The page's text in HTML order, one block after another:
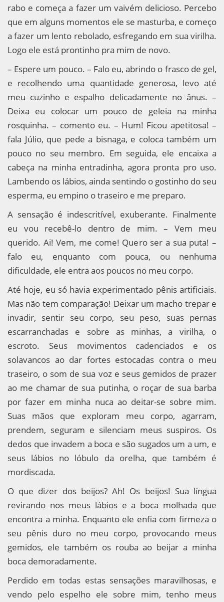
rabo e começa a fazer um vaivém delicioso. Percebo
que em alguns momentos ele se masturba, e começo
a fazer um lento rebolado, esfregando em sua virilha.
Logo ele está prontinho pra mim de novo.
– Espere um pouco. – Falo eu, abrindo o frasco de gel,
e recolhendo uma quantidade generosa, levo até
meu cuzinho e espalho delicadamente no ânus. –
Deixa eu colocar um pouco de geleia na minha
rosquinha. – comento eu. – Hum! Ficou apetitosa! –
fala Júlio, que pede a bisnaga, e coloca também um
pouco no seu membro. Em seguida, ele encaixa a
cabeça na minha entradinha, agora pronta pro uso.
Lambendo os lábios, ainda sentindo o gostinho do seu
esperma, eu empino o traseiro e me preparo.
A sensação é indescritível, exuberante. Finalmente
eu vou recebê-lo dentro de mim. – Vem meu
querido. Ai! Vem, me come! Quero ser a sua puta! –
falo eu, enquanto com pouca, ou nenhuma
dificuldade, ele entra aos poucos no meu corpo.
Até hoje, eu só havia experimentado pênis artificiais.
Mas não tem comparação! Deixar um macho trepar e
invadir, sentir seu corpo, seu peso, suas pernas
escarranchadas e sobre as minhas, a virilha, o
escroto. Seus movimentos cadenciados e os
solavancos ao dar fortes estocadas contra o meu
traseiro, o som de sua voz e seus gemidos de prazer
ao me chamar de sua putinha, o roçar de sua barba
por fazer em minha nuca ao deitar-se sobre mim.
Suas mãos que exploram meu corpo, agarram,
prendem, seguram e silenciam meus suspiros. Os
dedos que invadem a boca e são sugados um a um, e
seus lábios no lóbulo da orelha, que também é
mordiscada.
O que dizer dos beijos? Ah! Os beijos! Sua língua
revirando nos meus lábios e a boca molhada que
encontra a minha. Enquanto ele enfia com firmeza o
seu pênis duro no meu corpo, provocando meus
gemidos, ele também os rouba ao beijar a minha
boca demoradamente.
Perdido em todas estas sensações maravilhosas, e
vendo pelo espelho ele sobre mim, tenho meus